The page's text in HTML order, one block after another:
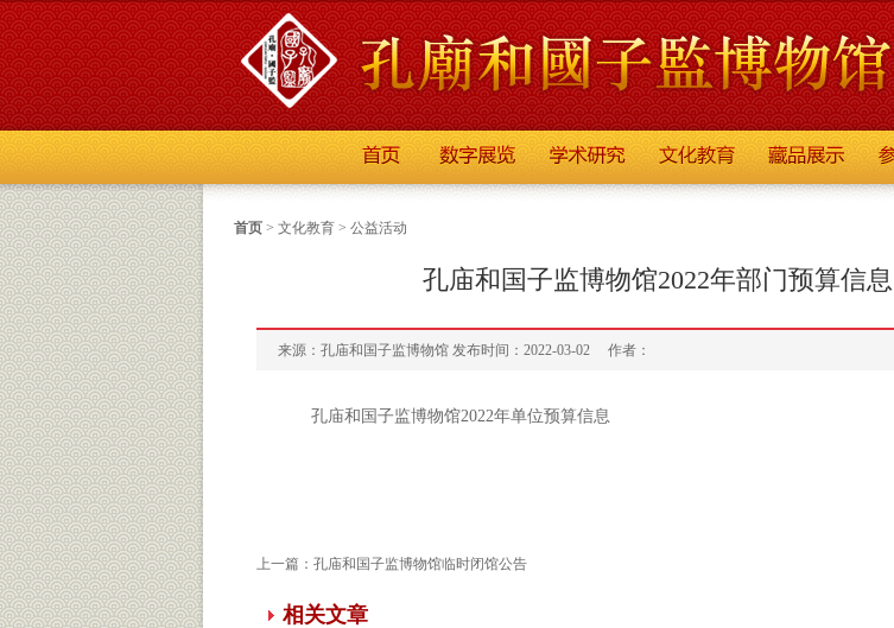
首页 > 文化教育 > 公益活动
孔庙和国子监博物馆2022年部门预算信息
来源：孔庙和国子监博物馆 发布时间：2022-03-02 作者：
孔庙和国子监博物馆2022年单位预算信息
上一篇： 孔庙和国子监博物馆临时闭馆公告
相关文章